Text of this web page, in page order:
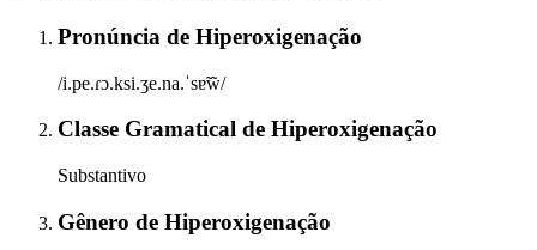
Pronúncia de Hiperoxigenação
/i.pe.ɾɔ.ksi.ʒe.na.ˈsɐ̃w̃/
Classe Gramatical de Hiperoxigenação
Substantivo
Gênero de Hiperoxigenação